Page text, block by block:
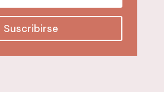
Suscribirse